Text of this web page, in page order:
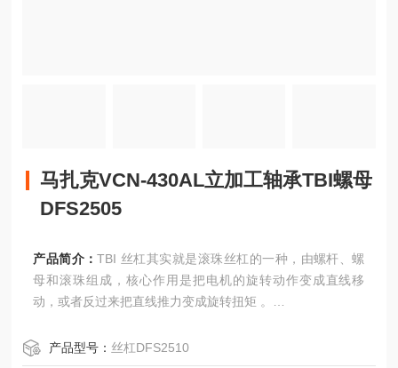
马扎克VCN-430AL立加工轴承TBI螺母
DFS2505
产品简介：TBI 丝杠其实就是滚珠丝杠的一种，由螺杆、螺
母和滚珠组成，核心作用是把电机的旋转动作变成直线移
动，或者反过来把直线推力变成旋转扭矩 。
产品型号： 丝杠DFS2510